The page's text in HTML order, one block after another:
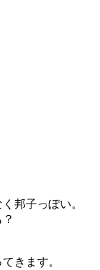
邦子っぽい。
きます。